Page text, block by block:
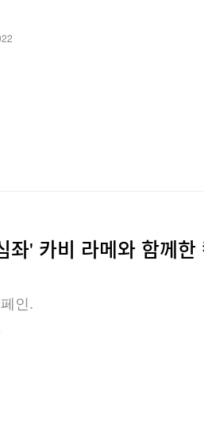
좌' 카비 라메와 함께한
인.